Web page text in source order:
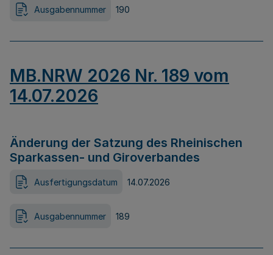
Ausgabennummer 190
MB.NRW 2026 Nr. 189 vom
14.07.2026
Änderung der Satzung des Rheinischen
Sparkassen- und Giroverbandes
Ausfertigungsdatum 14.07.2026
Ausgabennummer 189